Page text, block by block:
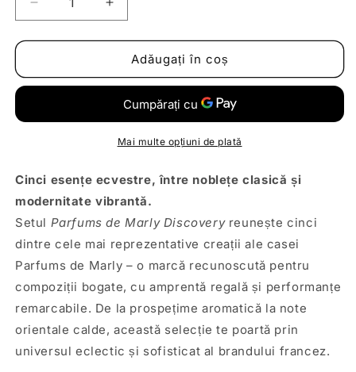
Reduceți
cantitatea
pentru
de
Set
Creșteți
cantitatea
pentru
Parfums
de
Discovery
Set
Adăugați în coș
Mai multe opțiuni de plată
Cinci esențe ecvestre, între noblețe clasică și
modernitate vibrantă.
Setul Parfums de Marly Discoveryreunește cinci
dintre cele mai reprezentative creații ale casei
Parfums de Marly – o marcă recunoscută pentru
compoziții bogate, cu amprentă regală și performanțe
remarcabile. De la prospețime aromatică la note
orientale calde, această selecție te poartă prin
universul eclectic și sofisticat al brandului francez.